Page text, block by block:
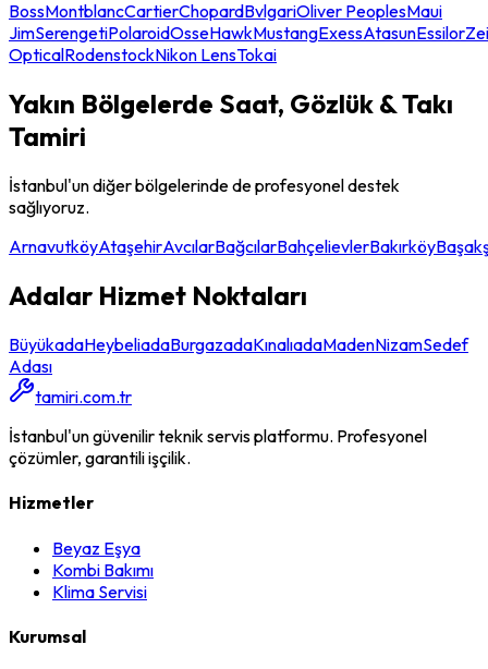
BossMontblancCartierChopardBvlgariOliver PeoplesMaui
JimSerengetiPolaroidOsseHawkMustangExessAtasunEssilor
OpticalRodenstockNikon LensTokai
Yakın Bölgelerde Saat, Gözlük & Takı
Tamiri
İstanbul'un diğer bölgelerinde de profesyonel destek
sağlıyoruz.
ArnavutköyAtaşehirAvcılarBağcılarBahçelievlerBakırköy
Adalar Hizmet Noktaları
BüyükadaHeybeliadaBurgazadaKınalıadaMadenNizamSedef
Adası
tamiri.com.tr
İstanbul'un güvenilir teknik servis platformu. Profesyonel
çözümler, garantili işçilik.
Hizmetler
Beyaz Eşya
Kombi Bakımı
Klima Servisi
Kurumsal